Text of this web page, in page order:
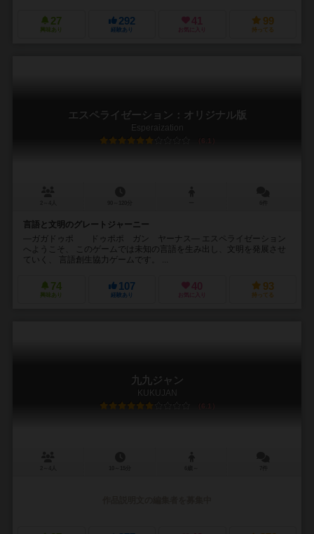
27
興味あり
292
経験あり
41
お気に入り
99
持ってる
エスペライゼーション：オリジナル版
Esperaization
6.1
言語と文明のグレートジャーニー
―ガガドゥポ ドゥポポ ガン ヤーナス― エスペライゼーション
へようこそ、 このゲームでは未知の言語を生み出し、文明を発展させ
ていく、 言語創生協力ゲームです。 ...
74
興味あり
107
経験あり
40
お気に入り
93
持ってる
九九ジャン
KUKUJAN
6.1